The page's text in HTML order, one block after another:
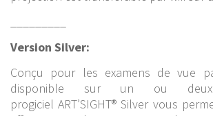
Version Silver:
Conçu pour les examens de vue
disponible sur un ou
progiciel ART’SIGHT® Silver vous